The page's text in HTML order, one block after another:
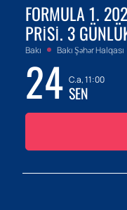
FORMULA 1.
PRISI. 3
Bakı Bakı Şəhər Halqası
24 C.a, 11:00
SEN